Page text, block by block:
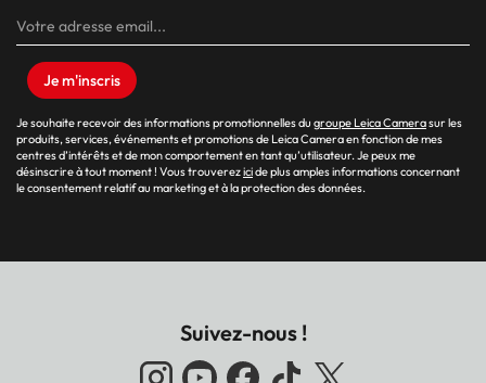
Je m'inscris
Je souhaite recevoir des informations promotionnelles du groupe Leica Camerasur les
produits, services, événements et promotions de Leica Camera en fonction de mes
centres d’intérêts et de mon comportement en tant qu’utilisateur. Je peux me
désinscrire à tout moment ! Vous trouverezicide plus amples informations concernant
le consentement relatif au marketing et à la protection des données.
Suivez-nous !